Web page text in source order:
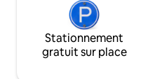
Stationnement
gratuit sur place